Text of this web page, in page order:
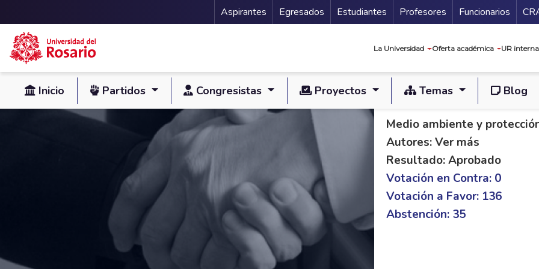
Pasar al contenido principal
Menu Secundario
Aspirantes Egresados Estudiantes Profesores Funcionarios
La Universidad Oferta académica UR
Inicio Partidos Congresistas Proyectos Temas Blog
PL C 120/18 S 264/
Medio ambiente y
Autores: Ver más
Resultado: Aprobado
Votación en Contra: 0
Votación a Favor: 136
Abstención: 35